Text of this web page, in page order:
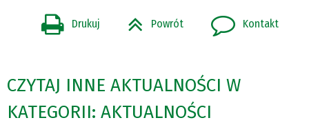
Drukuj Powrót Kontakt
CZYTAJ INNE AKTUALNOŚCI W
KATEGORII: AKTUALNOŚCI